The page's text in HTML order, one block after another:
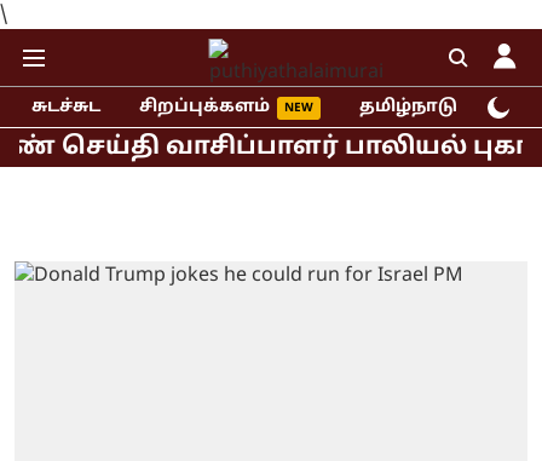
\
சுடச்சுட சிறப்புக்களம் தமிழ்நாடு
வாசிப்பாளர் பாலியல் புகார்!